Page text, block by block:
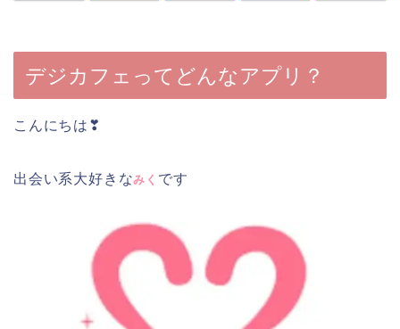
デジカフェってどんなアプリ？
こんにちは❣
出会い系大好きなみく です